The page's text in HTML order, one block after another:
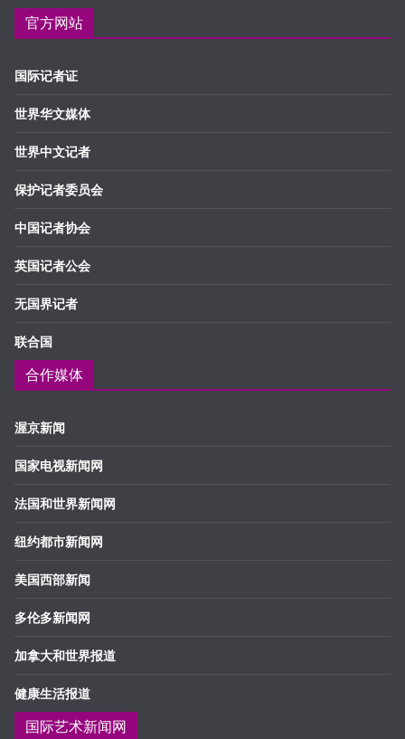
官方网站
国际记者证
世界华文媒体
世界中文记者
保护记者委员会
中国记者协会
英国记者公会
无国界记者
联合国
合作媒体
渥京新闻
国家电视新闻网
法国和世界新闻网
纽约都市新闻网
美国西部新闻
多伦多新闻网
加拿大和世界报道
健康生活报道
国际艺术新闻网